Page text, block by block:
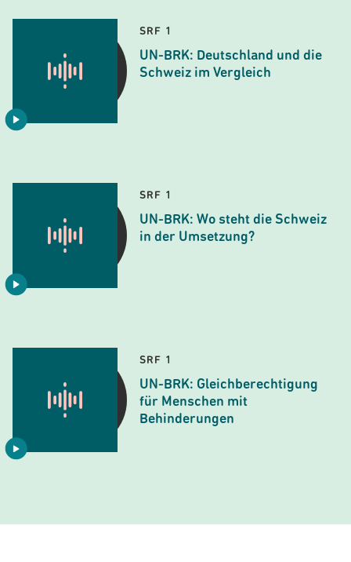
SRF 1
UN-BRK: Deutschland und die
Schweiz im Vergleich
SRF 1
UN-BRK: Wo steht die Schweiz
in der Umsetzung?
SRF 1
UN-BRK: Gleichberechtigung
für Menschen mit
Behinderungen